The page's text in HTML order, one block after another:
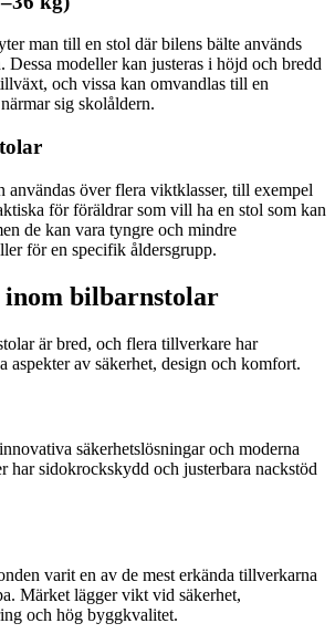
man till en stol där bilens bälte används
Dessa modeller kan justeras i höjd och bredd
och vissa kan omvandlas till en
sig skolåldern.
användas över flera viktklasser, till exempel
för föräldrar som vill ha en stol som kan
de kan vara tyngre och mindre
för en specifik åldersgrupp.
bilbarnstolar
är bred, och flera tillverkare har
aspekter av säkerhet, design och komfort.
säkerhetslösningar och moderna
har sidokrockskydd och justerbara nackstöd
varit en av de mest erkända tillverkarna
Märket lägger vikt vid säkerhet,
och hög byggkvalitet.